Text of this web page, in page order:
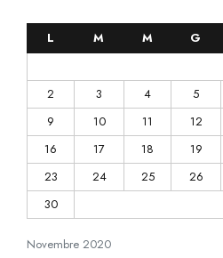
Novembre 2020
L M M G
2
3 4 5
9
10 11 12
16
17 18 19
23
24 25 26
30